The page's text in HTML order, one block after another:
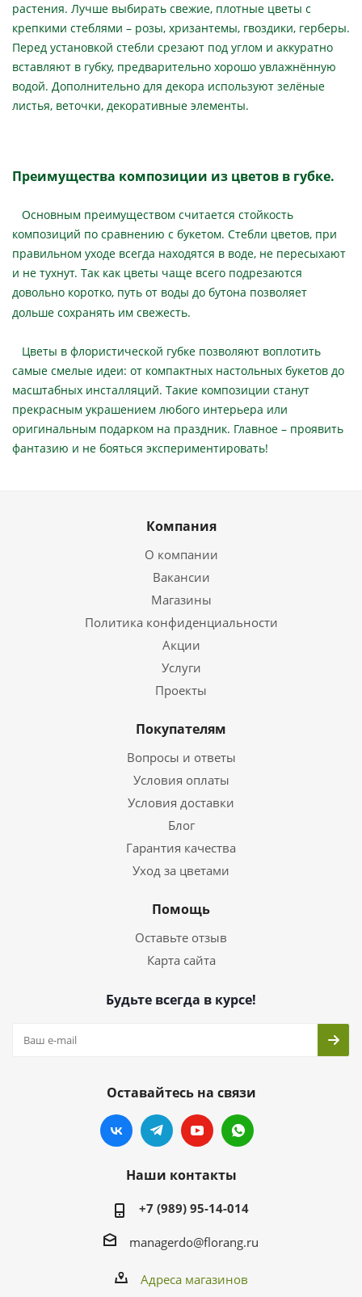
растения. Лучше выбирать свежие, плотные цветы с
крепкими стеблями – розы, хризантемы, гвоздики, герберы.
Перед установкой стебли срезают под углом и аккуратно
вставляют в губку, предварительно хорошо увлажнённую
водой. Дополнительно для декора используют зелёные
листья, веточки, декоративные элементы.
Преимущества композиции из цветов в губке.
Основным преимуществом считается стойкость
композиций по сравнению с букетом. Стебли цветов, при
правильном уходе всегда находятся в воде, не пересыхают
и не тухнут. Так как цветы чаще всего подрезаются
довольно коротко, путь от воды до бутона позволяет
дольше сохранять им свежесть.
Цветы в флористической губке позволяют воплотить
самые смелые идеи: от компактных настольных букетов до
масштабных инсталляций. Такие композиции станут
прекрасным украшением любого интерьера или
оригинальным подарком на праздник. Главное – проявить
фантазию и не бояться экспериментировать!
Компания
О компании
Вакансии
Магазины
Политика конфиденциальности
Акции
Услуги
Проекты
Покупателям
Вопросы и ответы
Условия оплаты
Условия доставки
Блог
Гарантия качества
Уход за цветами
Помощь
Оставьте отзыв
Карта сайта
Будьте всегда в курсе!
Оставайтесь на связи
Наши контакты
+7 (989) 95-14-014
managerdo@florang.ru
Адреса магазинов